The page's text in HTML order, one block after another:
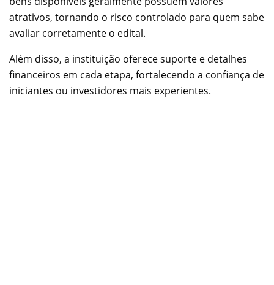
atrativos, tornando o risco controlado para quem sabe
avaliar corretamente o edital.
Além disso, a instituição oferece suporte e detalhes
financeiros em cada etapa, fortalecendo a confiança de
iniciantes ou investidores mais experientes.